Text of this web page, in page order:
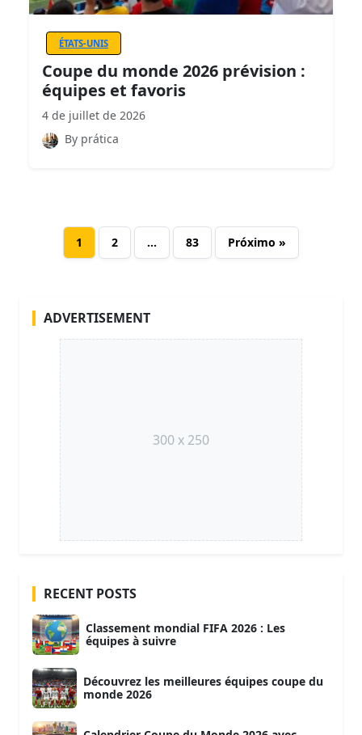
ÉTATS-UNIS
Coupe du monde 2026 prévision :
équipes et favoris
4 de juillet de 2026
By prática
1 2 … 83 Próximo »
ADVERTISEMENT
300 x 250
RECENT POSTS
Classement mondial FIFA 2026 : Les
équipes à suivre
Découvrez les meilleures équipes coupe du
monde 2026